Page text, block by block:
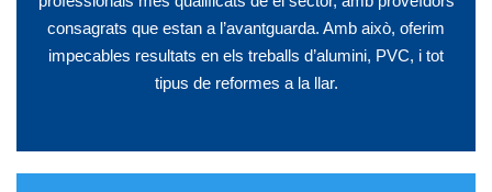
consagrats que estan a l’avantguarda. Amb això, oferim
impecables resultats en els treballs d’alumini, PVC, i tot
tipus de reformes a la llar.